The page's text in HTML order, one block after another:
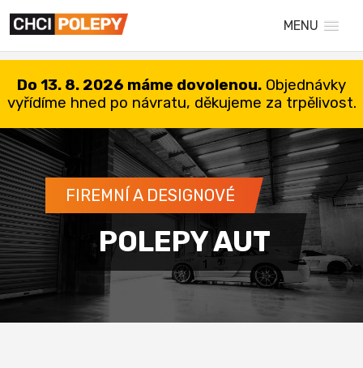
MENU
Do 13. 8. 2026 máme dovolenou. Objednávky
vyřídíme hned po návratu, děkujeme za trpělivost.
FIREMNÍ A DESIGNOVÉ
POLEPY AUT